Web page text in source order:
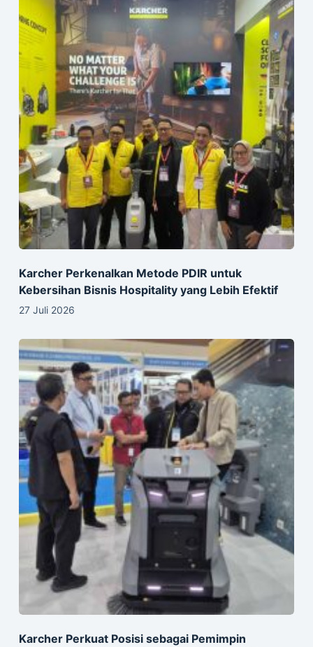
Karcher Perkenalkan Metode PDIR untuk
Kebersihan Bisnis Hospitality yang Lebih Efektif
27 Juli 2026
Karcher Perkuat Posisi sebagai Pemimpin